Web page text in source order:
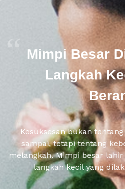
“
Mimpi Besar
Langkah
Kesuksesan bukan
sampai, tetapi tentang
melangkah. Mimpi besar
langkah kecil yang